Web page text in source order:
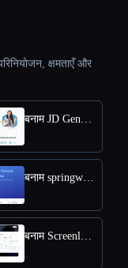
क्षमताएँ और
बनाम JD Generator
बनाम springworks
बनाम Screenloop